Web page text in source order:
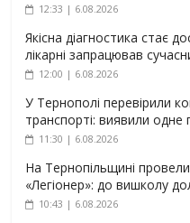
12:33 | 6.08.2026
Якісна діагностика стає
лікарні запрацював
12:00 | 6.08.2026
У Тернополі перевірили
транспорті: виявили одне
11:30 | 6.08.2026
На Тернопільщині
«Легіонер»: до вишколу
10:43 | 6.08.2026